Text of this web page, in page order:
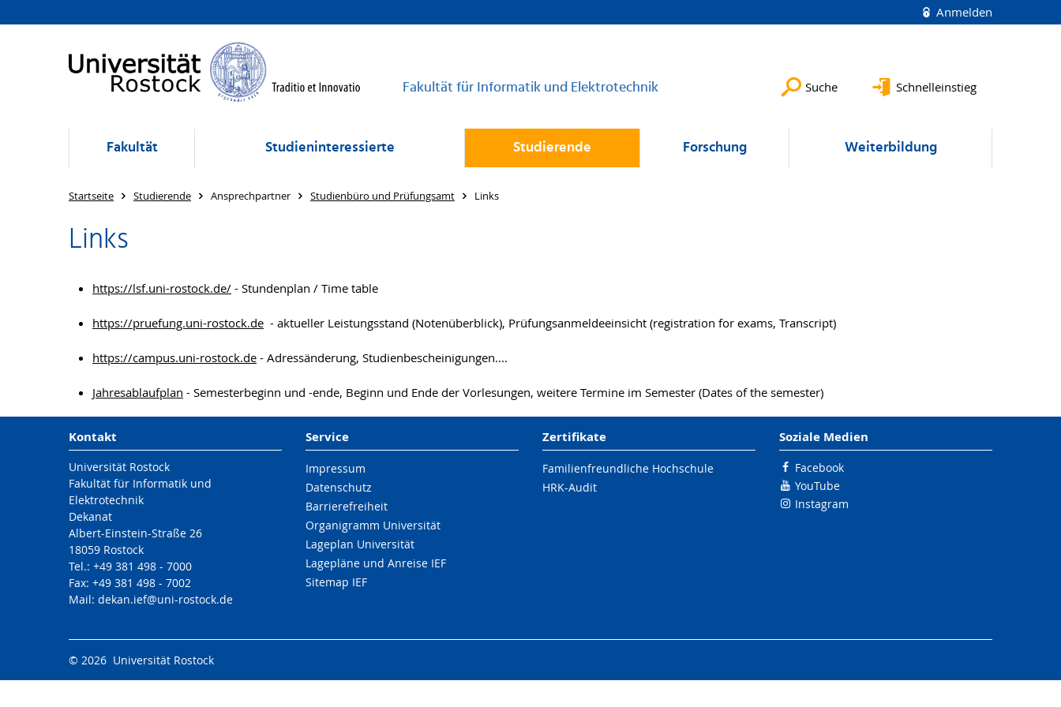
Anmelden
Fakultät für Informatik und Elektrotechnik Suche Schnelleinstieg
Fakultät Studieninteressierte Studierende Forschung Weiterbildung
Startseite Studierende Ansprechpartner Studienbüro und Prüfungsamt Links
Links
https://lsf.uni-rostock.de/ - Stundenplan / Time table
https://pruefung.uni-rostock.de - aktueller Leistungsstand (Notenüberblick), Prüfungsanmeldeeinsicht (registration for exams, Transcript)
https://campus.uni-rostock.de - Adressänderung, Studienbescheinigungen....
Jahresablaufplan - Semesterbeginn und -ende, Beginn und Ende der Vorlesungen, weitere Termine im Semester (Dates of the semester)
Kontakt
Universität Rostock
Fakultät für Informatik und
Elektrotechnik
Dekanat
Albert-Einstein-Straße 26
18059 Rostock
Tel.: +49 381 498 - 7000
Fax: +49 381 498 - 7002
Mail: dekan.ief@uni-rostock.de
Service
Impressum
Datenschutz
Barrierefreiheit
Organigramm Universität
Lageplan Universität
Lagepläne und Anreise IEF
Sitemap IEF
Zertifikate
Familienfreundliche Hochschule
HRK-Audit
Soziale Medien
Facebook
YouTube
Instagram
© 2026 Universität Rostock